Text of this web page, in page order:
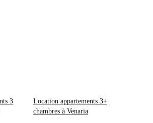
3
Location appartements 3+
chambres à Venaria